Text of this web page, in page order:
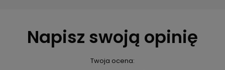
Napisz swoją opinię
Twoja ocena: